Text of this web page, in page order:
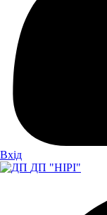
Вхiд
ДП "НІРІ"